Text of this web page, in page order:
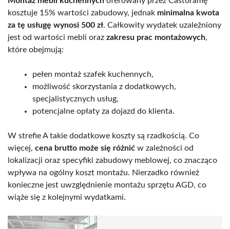
kosztuje 15% wartości zabudowy, jednak minimalna kwota
za tę usługę wynosi 500 zł. Całkowity wydatek uzależniony
jest od wartości mebli oraz zakresu prac montażowych,
które obejmują:
pełen montaż szafek kuchennych,
możliwość skorzystania z dodatkowych,
specjalistycznych usług,
potencjalne opłaty za dojazd do klienta.
W strefie A takie dodatkowe koszty są rzadkością. Co
więcej, cena brutto może się różnić w zależności od
lokalizacji oraz specyfiki zabudowy meblowej, co znacząco
wpływa na ogólny koszt montażu. Nierzadko również
konieczne jest uwzględnienie montażu sprzętu AGD, co
wiąże się z kolejnymi wydatkami.